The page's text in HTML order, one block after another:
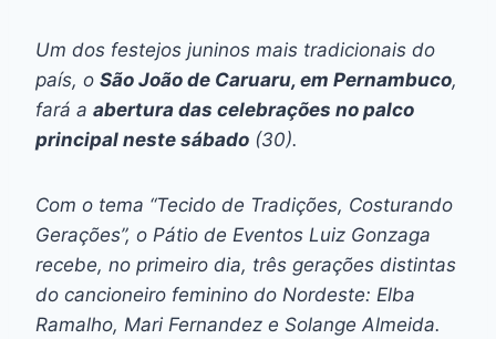
e
b
o
o
s
e
n
g
s
A
p
p
a
d
s
er
e
st
e
dI
n
l
p
y
Li
n
k
Um dos festejos juninos mais tradicionais do
país, o São João de Caruaru, em Pernambuco,
fará a abertura das celebrações no palco
principal neste sábado (30).
Com o tema “Tecido de Tradições, Costurando
Gerações”, o Pátio de Eventos Luiz Gonzaga
recebe, no primeiro dia, três gerações distintas
do cancioneiro feminino do Nordeste: Elba
Ramalho, Mari Fernandez e Solange Almeida.